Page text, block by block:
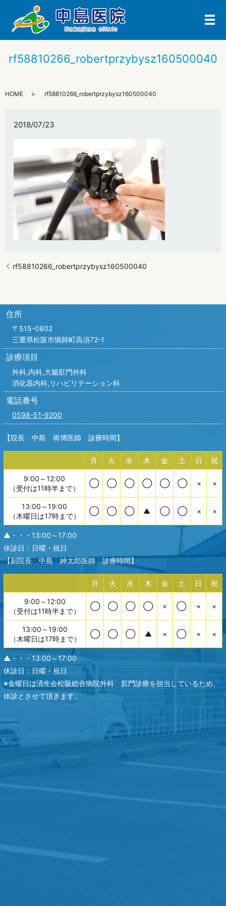
メ
rf58810266_robertprzybysz160500040
HOME rf58810266_robertprzybysz160500040
2018/07/23
rf58810266_robertprzybysz160500040
住所
〒515-0802
三重県松阪市猟師町高須72-1
診療項目
外科,内科,大腸肛門外科
消化器内科,リハビリテーション科
電話番号
0598-51-9200
【院長 中島 将博医師 診療時間】
月 火 水 木 金 土 日 祝
9:00～12:00
（受付は11時半まで）
◯ ◯ ◯ ◯ ◯ ◯ × ×
13:00～19:00
（木曜日は17時まで）
◯ ◯ ◯ ▲ ◯ ◯ × ×
▲・・・13:00～17:00
休診日：日曜・祝日
【副院長 中島 紳太郎医師 診療時間】
月 火 水 木 金 土 日 祝
9:00～12:00
（受付は11時半まで）
◯ ◯ ◯ ◯ × ◯ × ×
13:00～19:00
（木曜日は17時まで）
◯ ◯ ◯ ▲ × ◯ × ×
▲・・・13:00～17:00
休診日：日曜・祝日
※金曜日は済生会松阪総合病院外科 肛門診療を担当しているため、
休診とさせて頂きます。